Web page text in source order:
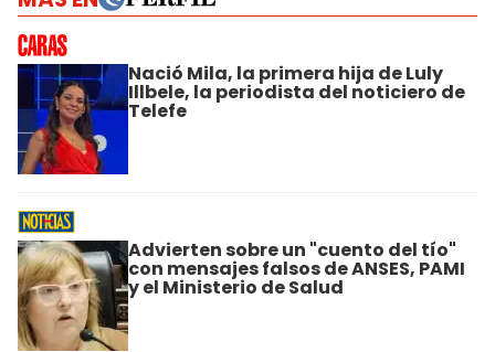
Nació Mila, la primera hija de Luly
Illbele, la periodista del noticiero de
Telefe
Advierten sobre un "cuento del tío"
con mensajes falsos de ANSES, PAMI
y el Ministerio de Salud